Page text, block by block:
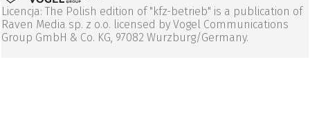
Licencja: The Polish edition of "kfz-betrieb" is a publication of
Raven Media sp. z o.o. licensed by Vogel Communications
Group GmbH & Co. KG, 97082 Wurzburg/Germany.